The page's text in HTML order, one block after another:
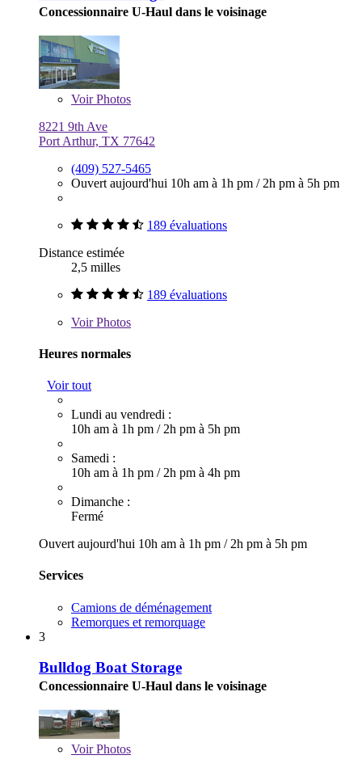
Concessionnaire U-Haul dans le voisinage
VoirPhotos
8221 9th Ave
Port Arthur, TX 77642
(409) 527-5465
Ouvert aujourd'hui 10h am à 1h pm / 2h pm à 5h pm
189 évaluations
Distance estimée
2,5 milles
189 évaluations
VoirPhotos
Heures normales
Voir tout
Lundi au vendredi :
10h am à 1h pm / 2h pm à 5h pm
Samedi :
10h am à 1h pm / 2h pm à 4h pm
Dimanche :
Fermé
Ouvert aujourd'hui 10h am à 1h pm / 2h pm à 5h pm
Services
Camions de déménagement
Remorques et remorquage
3
Bulldog Boat Storage
Concessionnaire U-Haul dans le voisinage
VoirPhotos